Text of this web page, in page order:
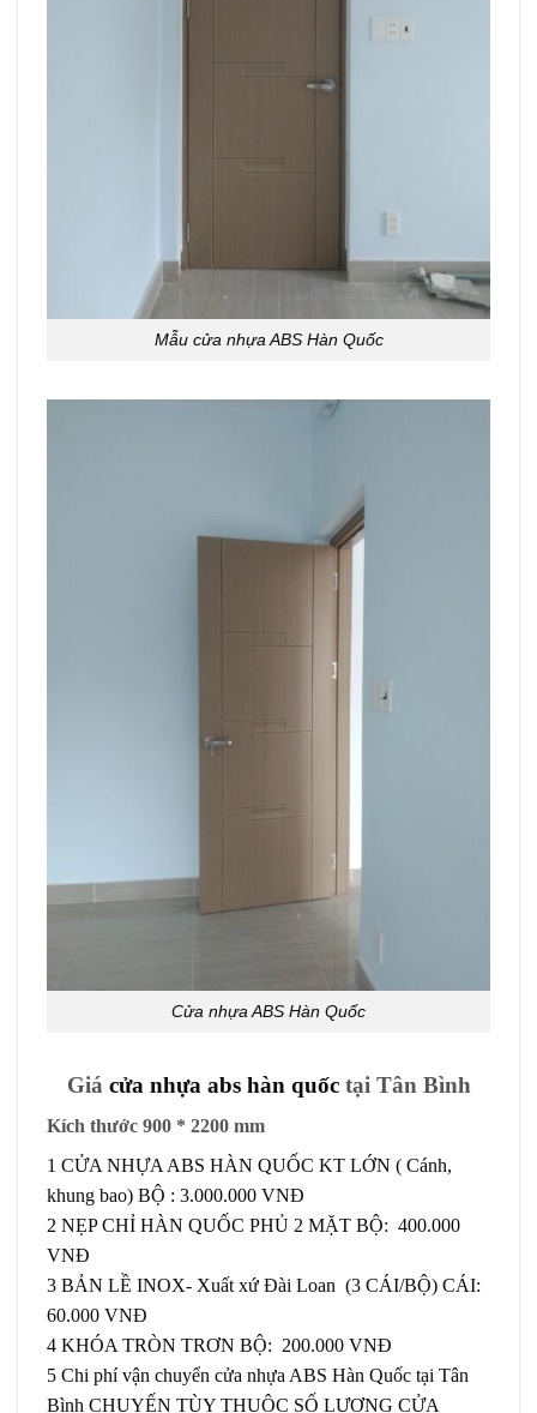
Mẫu cửa nhựa ABS Hàn Quốc
Cửa nhựa ABS Hàn Quốc
Giá cửa nhựa abs hàn quốctại Tân Bình
Kích thước 900 * 2200 mm
1 CỬA NHỰA ABS HÀN QUỐC KT LỚN ( Cánh,
khung bao) BỘ : 3.000.000 VNĐ
2 NẸP CHỈ HÀN QUỐC PHỦ 2 MẶT BỘ: 400.000
VNĐ
3 BẢN LỀ INOX- Xuất xứ Đài Loan (3 CÁI/BỘ) CÁI:
60.000 VNĐ
4 KHÓA TRÒN TRƠN BỘ: 200.000 VNĐ
5 Chi phí vận chuyển cửa nhựa ABS Hàn Quốc tại Tân
Bình CHUYẾN TÙY THUỘC SỐ LƯỢNG CỬA